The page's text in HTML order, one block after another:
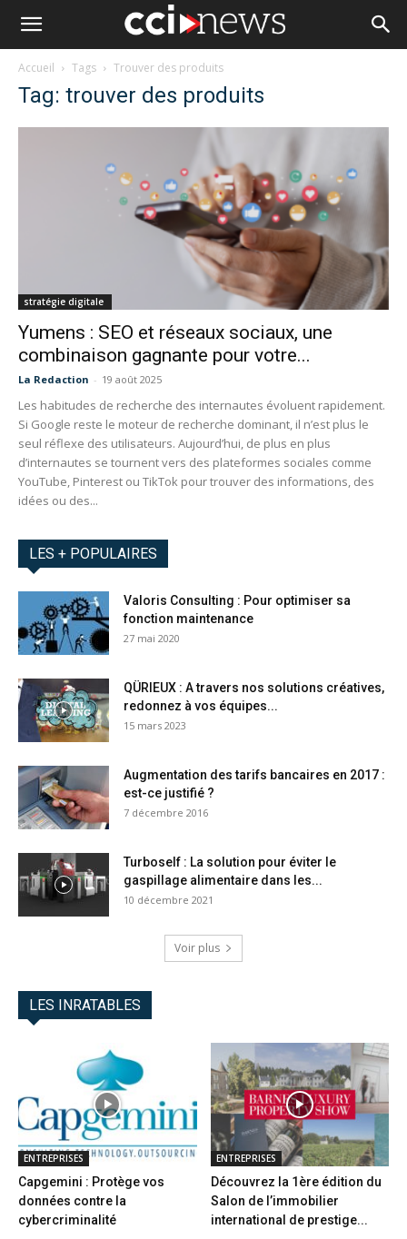
Accueil Tags Trouver des produits
Tag: trouver des produits
stratégie digitale
Yumens : SEO et réseaux sociaux, une
combinaison gagnante pour votre...
La Redaction - 19 août 2025
Les habitudes de recherche des internautes évoluent rapidement.
Si Google reste le moteur de recherche dominant, il n’est plus le
seul réflexe des utilisateurs. Aujourd’hui, de plus en plus
d’internautes se tournent vers des plateformes sociales comme
YouTube, Pinterest ou TikTok pour trouver des informations, des
idées ou des...
LES + POPULAIRES
Valoris Consulting : Pour optimiser sa
fonction maintenance
27 mai 2020
QÜRIEUX : A travers nos solutions créatives,
redonnez à vos équipes...
15 mars 2023
Augmentation des tarifs bancaires en 2017 :
est-ce justifié ?
7 décembre 2016
Turboself : La solution pour éviter le
gaspillage alimentaire dans les...
10 décembre 2021
Voir plus
LES INRATABLES
ENTREPRISES
Capgemini : Protège vos
données contre la
cybercriminalité
ENTREPRISES
Découvrez la 1ère édition du
Salon de l’immobilier
international de prestige...